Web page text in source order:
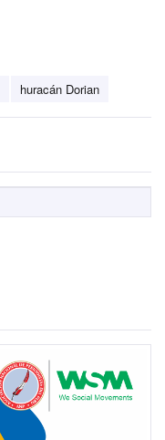
huracán Dorian